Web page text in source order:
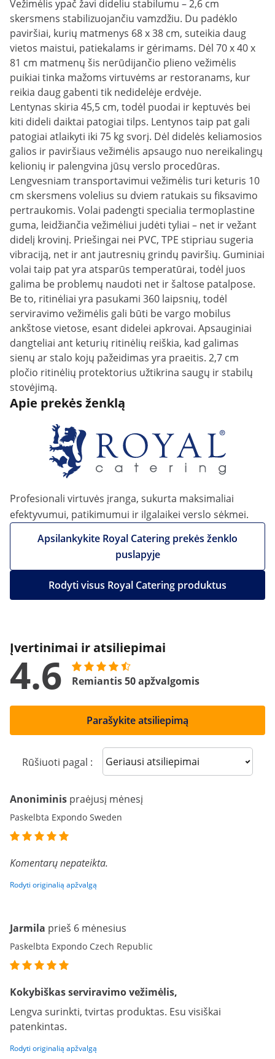
Vežimėlis ypač žavi dideliu stabilumu – 2,6 cm
skersmens stabilizuojančiu vamzdžiu. Du padėklo
paviršiai, kurių matmenys 68 x 38 cm, suteikia daug
vietos maistui, patiekalams ir gėrimams. Dėl 70 x 40 x
81 cm matmenų šis nerūdijančio plieno vežimėlis
puikiai tinka mažoms virtuvėms ar restoranams, kur
reikia daug gabenti tik nedidelėje erdvėje.
Lentynas skiria 45,5 cm, todėl puodai ir keptuvės bei
kiti dideli daiktai patogiai tilps. Lentynos taip pat gali
patogiai atlaikyti iki 75 kg svorį. Dėl didelės keliamosios
galios ir paviršiaus vežimėlis apsaugo nuo nereikalingų
kelionių ir palengvina jūsų verslo procedūras.
Lengvesniam transportavimui vežimėlis turi keturis 10
cm skersmens volelius su dviem ratukais su fiksavimo
pertraukomis. Volai padengti specialia termoplastine
guma, leidžiančia vežimėliui judėti tyliai – net ir vežant
didelį krovinį. Priešingai nei PVC, TPE stipriau sugeria
vibraciją, net ir ant jautresnių grindų paviršių. Guminiai
volai taip pat yra atsparūs temperatūrai, todėl juos
galima be problemų naudoti net ir šaltose patalpose.
Be to, ritinėliai yra pasukami 360 laipsnių, todėl
serviravimo vežimėlis gali būti be vargo mobilus
ankštose vietose, esant didelei apkrovai. Apsauginiai
dangteliai ant keturių ritinėlių reiškia, kad galimas
sienų ar stalo kojų pažeidimas yra praeitis. 2,7 cm
pločio ritinėlių protektorius užtikrina saugų ir stabilų
stovėjimą.
Apie prekės ženklą
Profesionali virtuvės įranga, sukurta maksimaliai
efektyvumui, patikimumui ir ilgalaikei verslo sėkmei.
Apsilankykite Royal Catering prekės ženklo
puslapyje
Rodyti visus Royal Catering produktus
Įvertinimai ir atsiliepimai
4.6 Remiantis 50 apžvalgomis
Parašykite atsiliepimą
Rūšiuoti pagal : Sort reviews
Anoniminis praėjusį mėnesį
Paskelbta Expondo Sweden
Komentarų nepateikta.
Rodyti originalią apžvalgą
Jarmila prieš 6 mėnesius
Paskelbta Expondo Czech Republic
Kokybiškas serviravimo vežimėlis,
Lengva surinkti, tvirtas produktas. Esu visiškai
patenkintas.
Rodyti originalią apžvalgą